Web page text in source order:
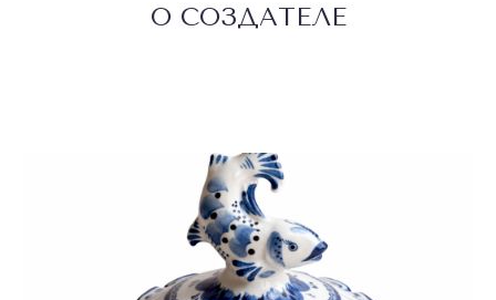
О СОЗДАТЕЛЕ